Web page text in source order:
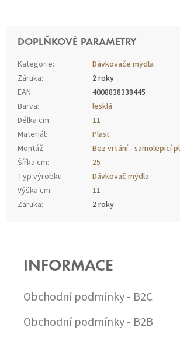
DOPLŇKOVÉ PARAMETRY
Kategorie:
Dávkovače mýdla
Záruka:
2 roky
EAN:
4008838338445
Barva:
lesklá
Délka cm:
11
Materiál:
Plast
Montáž:
Bez vrtání - samolepicí
Šířka cm:
25
Typ výrobku:
Dávkovač mýdla
Výška cm:
11
Záruka:
2 roky
INFORMACE
Obchodní podmínky - B2C
Obchodní podmínky - B2B